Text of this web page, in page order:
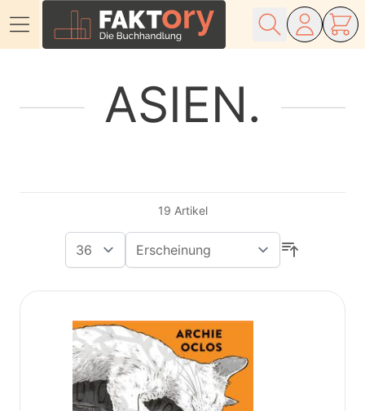
ASIEN
19 Artikel